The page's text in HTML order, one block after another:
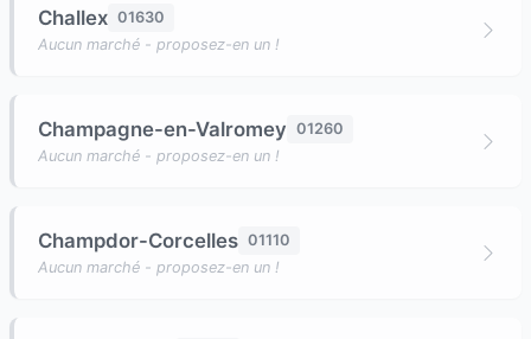
Challex 01630
Aucun marché - proposez-en un !
Champagne-en-Valromey 01260
Aucun marché - proposez-en un !
Champdor-Corcelles 01110
Aucun marché - proposez-en un !